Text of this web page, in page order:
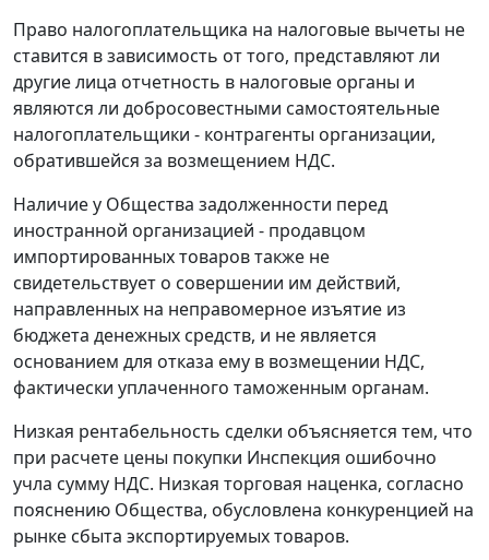
Право налогоплательщика на налоговые вычеты не
ставится в зависимость от того, представляют ли
другие лица отчетность в налоговые органы и
являются ли добросовестными самостоятельные
налогоплательщики - контрагенты организации,
обратившейся за возмещением НДС.
Наличие у Общества задолженности перед
иностранной организацией - продавцом
импортированных товаров также не
свидетельствует о совершении им действий,
направленных на неправомерное изъятие из
бюджета денежных средств, и не является
основанием для отказа ему в возмещении НДС,
фактически уплаченного таможенным органам.
Низкая рентабельность сделки объясняется тем, что
при расчете цены покупки Инспекция ошибочно
учла сумму НДС. Низкая торговая наценка, согласно
пояснению Общества, обусловлена конкуренцией на
рынке сбыта экспортируемых товаров.